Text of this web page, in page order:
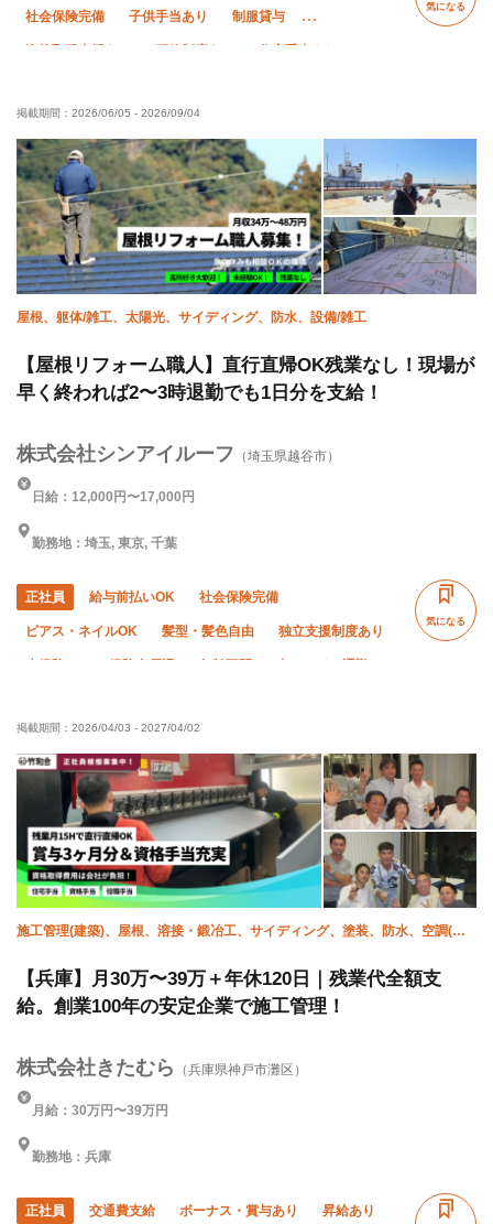
社会保険完備 子供手当あり 制服貸与
残業月20時間以下 夏季休暇
車・バイク通勤OK 転勤なし 直帰・直行OK
気になる
掲載期間： 2026/06/05 - 2026/09/04
屋根、躯体/雑工、太陽光、サイディング、防水、設備/雑工
【屋根リフォーム職人】直行直帰OK残業なし！現場が
早く終われば2〜3時退勤でも1日分を支給！
株式会社シンアイルーフ （埼玉県越谷市）
日給：12,000円〜17,000円
勤務地：埼玉, 東京, 千葉
正社員 給与前払いOK 社会保険完備
ピアス・ネイルOK 髪型・髪色自由 独立支援制度あり
未経験OK 経験者優遇 年齢不問 車・バイク通勤OK
気になる
掲載期間： 2026/04/03 - 2027/04/02
施工管理(建築)、屋根、溶接・鍛冶工、サイディング、塗装、防水、空調(配
【兵庫】月30万〜39万＋年休120日｜残業代全額支
給。創業100年の安定企業で施工管理！
株式会社きたむら （兵庫県神戸市灘区）
月給：30万円〜39万円
勤務地：兵庫
正社員 交通費支給 ボーナス・賞与あり 昇給あり